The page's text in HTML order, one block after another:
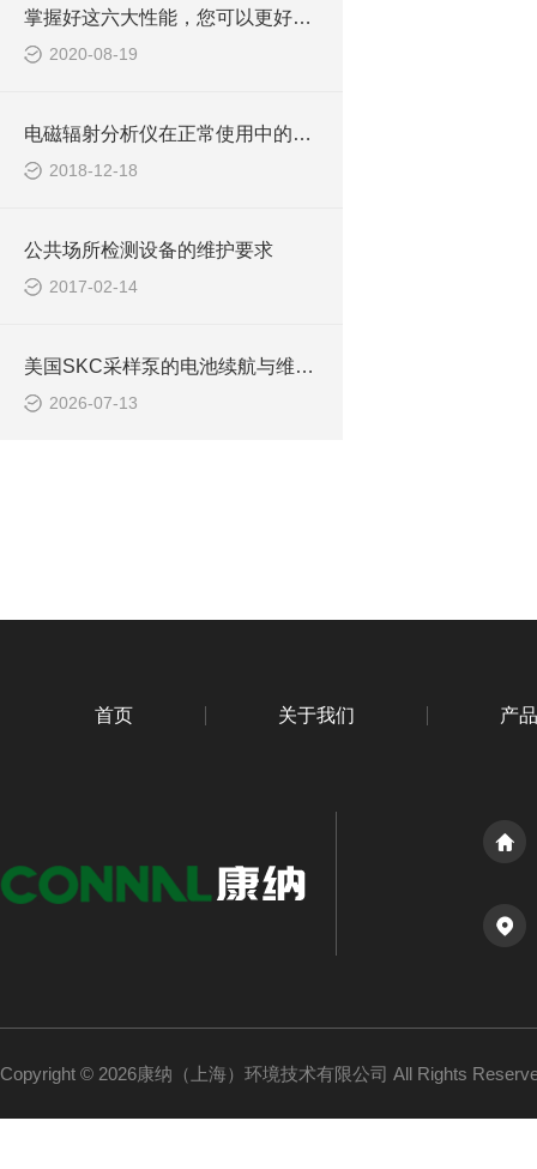
掌握好这六大性能，您可以更好的使用电磁辐射分析仪
2020-08-19
电磁辐射分析仪在正常使用中的要求
2018-12-18
公共场所检测设备的维护要求
2017-02-14
美国SKC采样泵的电池续航与维护指南
2026-07-13
首页 关于我们 产
Copyright © 2026康纳（上海）环境技术有限公司 All Rights